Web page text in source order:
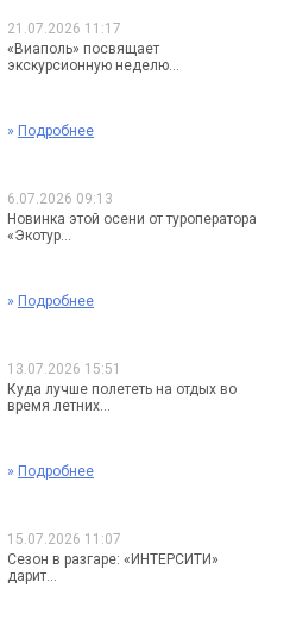
21.07.2026 11:17
«Виаполь» посвящает
экскурсионную неделю...
» Подробнее
6.07.2026 09:13
Новинка этой осени от туроператора
«Экотур...
» Подробнее
13.07.2026 15:51
Куда лучше полететь на отдых во
время летних...
» Подробнее
15.07.2026 11:07
Сезон в разгаре: «ИНТЕРСИТИ»
дарит...